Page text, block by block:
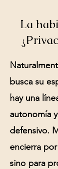
La
busca su
hay una
autonomía y
defensivo.
encierra
sino para